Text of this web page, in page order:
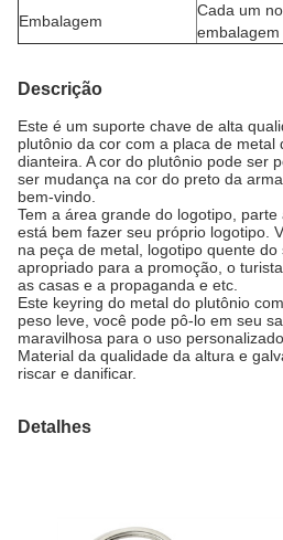
Embalagem
Cada um
Descrição
Este é um suporte chave de alta
plutônio da cor com a placa de metal
dianteira. A cor do plutônio pode ser
ser mudança na cor do preto da
bem-vindo.
Tem a área grande do logotipo,
está bem fazer seu próprio logotipo.
na peça de metal, logotipo quente
apropriado para a promoção, o
as casas e a propaganda e etc.
Este keyring do metal do plutônio
peso leve, você pode pô-lo em seu
maravilhosa para o uso personalizado.
Material da qualidade da altura e
riscar e danificar.
Detalhes